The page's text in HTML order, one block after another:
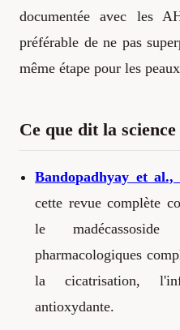
documentée avec les
préférable de ne pas
même étape pour les
Ce que dit la science
Bandopadhyay et
cette revue complète
le
pharmacologiques
la cicatrisation,
antioxydante.